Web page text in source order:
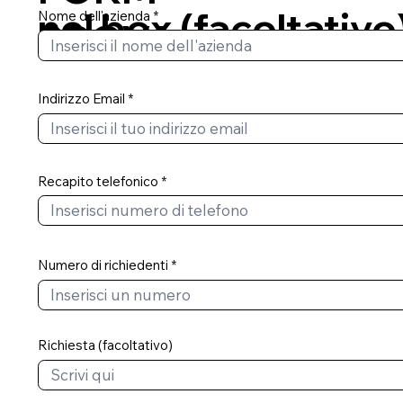
nel box
PROVA
Nome dell'azienda
Indirizzo Email
Recapito telefonico
Numero di richiedenti
Richiesta (facoltativo)